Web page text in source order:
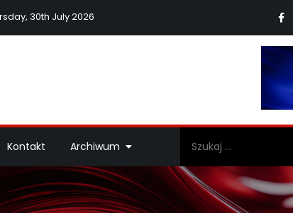
30th July 2026
Kontakt Archiwum